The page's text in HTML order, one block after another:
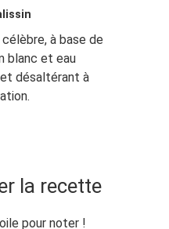
à base de
blanc et eau
désaltérant à
la recette
pour noter !